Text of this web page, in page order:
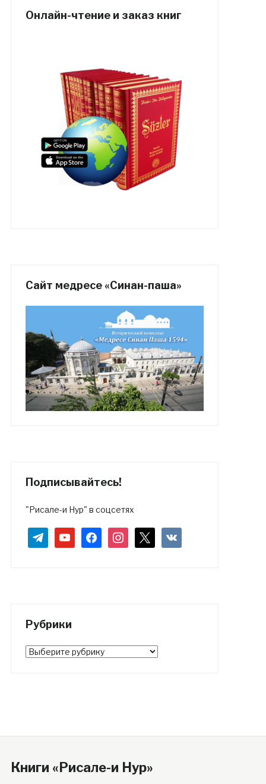
Онлайн-чтение и заказ книг
Сайт медресе «Синан-паша»
Подписывайтесь!
"Рисале-и Нур" в соцсетях
telegramyoutubefacebookinstagram vkontakte
Рубрики
Рубрики
Книги «Рисале-и Нур»